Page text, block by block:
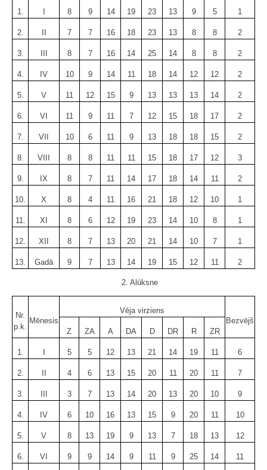
1. 8 9 14 19 23 13 9 5 1
2. 7 7 16 18 23 13 8 8 2
3. 8 7 16 14 25 14 8 8 2
4. IV 10 9 14 11 18 14 12 12 2
5. V 11 12 15 9 13 13 13 14 2
6. VI 11 9 11 7 12 15 18 17 2
7. VII 10 6 11 9 13 18 18 15 2
8. VIII 8 8 11 11 15 18 17 12 3
9. IX 8 7 11 14 17 18 14 11 2
10. X 8 4 11 16 21 18 12 10 1
11. XI 8 6 12 19 23 14 10 8 1
12. XII 8 7 13 20 21 14 10 7 1
13. Gadā 9 7 13 14 19 15 12 11 2
2. Alūksne
Nr.
p.k.
Mēnesis
Vēja virziens
Bezvējš
Z
ZA A DA D DR R ZR
1. 5 5 12 13 21 14 19 11 6
2. 4 6 13 15 20 11 20 11 7
3. 3 7 13 14 20 13 20 10 9
4. IV 6 10 16 13 15 9 20 11 10
5. V 8 13 19 9 13 7 18 13 12
6. VI 9 9 14 9 11 9 25 14 11